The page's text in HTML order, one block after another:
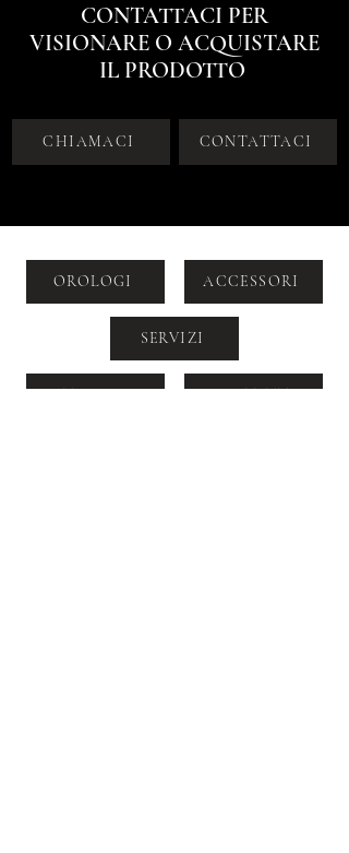
CONTATTACI PER
VISIONARE O ACQUISTARE
IL PRODOTTO
CHIAMACI CONTATTACI
OROLOGI ACCESSORI
SERVIZI
STORICO CONTATTI